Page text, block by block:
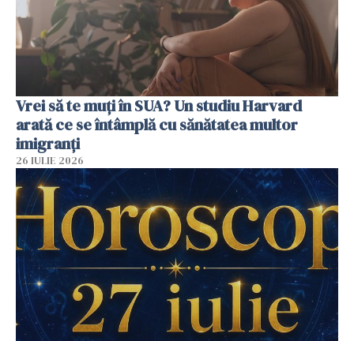
Vrei să te muți în SUA? Un studiu Harvard
arată ce se întâmplă cu sănătatea multor
imigranți
26 IULIE 2026